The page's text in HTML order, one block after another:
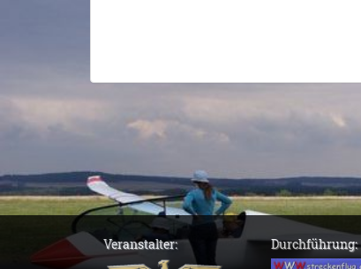
Veranstalter: Durchführung: